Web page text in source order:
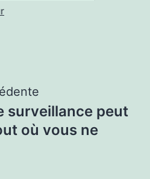
surveillance peut
où vous ne